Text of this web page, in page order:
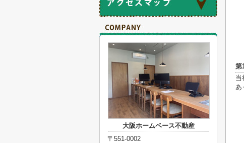
第
当
あ
大阪ホームベース不動産
〒551-0002